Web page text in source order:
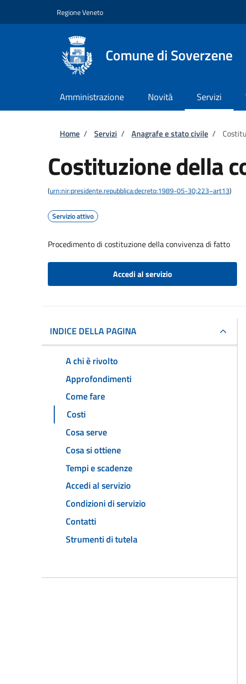
Regione Veneto
Comune di Soverzene
Amministrazione Novità Servizi
Briciole di pane
Home / Servizi / Anagrafe e stato civile /
Costituzione della
(urn:nir:presidente.repubblica:decreto:1989-05-30;223~art13)
Servizio attivo
Procedimento di costituzione della convivenza di fatto
Accedi al servizio
INDICE DELLA PAGINA
A chi è rivolto
Approfondimenti
Come fare
Costi
Cosa serve
Cosa si ottiene
Tempi e scadenze
Accedi al servizio
Condizioni di servizio
Contatti
Strumenti di tutela